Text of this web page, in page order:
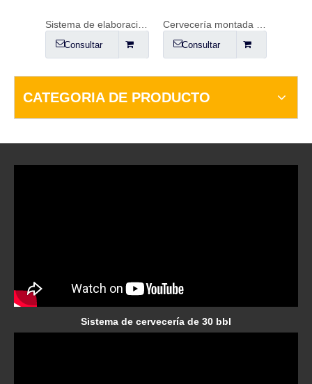
Consultar Consultar
CATEGORIA DE PRODUCTO
Sistema de cervecería de 30 bbl